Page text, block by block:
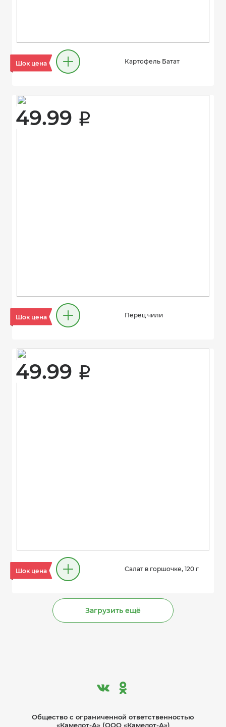
Шок цена Картофель Батат
49.99 i
Шок цена Перец чили
49.99 i
Шок цена Салат в горшочке, 120 г
Загрузить ещё
Общество с ограниче­нной ответственностью
«Камелот-А» (ООО «Камелот-А»)